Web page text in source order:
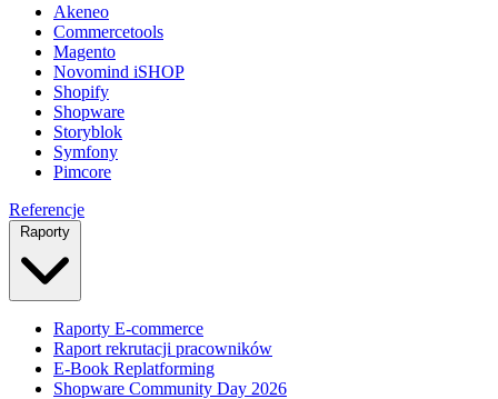
Akeneo
Commercetools
Magento
Novomind iSHOP
Shopify
Shopware
Storyblok
Symfony
Pimcore
Referencje
Raporty
Raporty E-commerce
Raport rekrutacji pracowników
E-Book Replatforming
Shopware Community Day 2026